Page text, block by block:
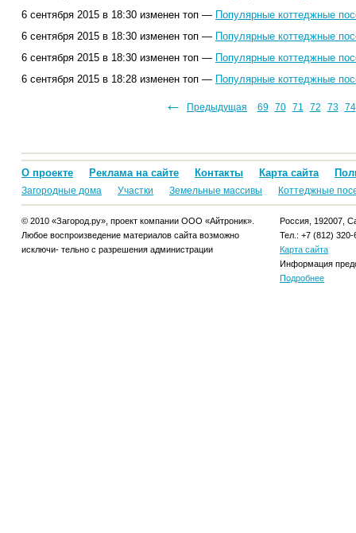
6 сентября 2015 в 18:30 изменен топ — Популярные коттеджные
6 сентября 2015 в 18:30 изменен топ — Популярные коттеджные
6 сентября 2015 в 18:30 изменен топ — Популярные коттеджные
6 сентября 2015 в 18:28 изменен топ — Популярные коттеджные
← Предыдущая
64 65 66 67 68 69 70 71 72 73 74
О проекте Реклама на сайте Контакты Карта сайта
Загородные дома Участки Земельные массивы Коттеджные
© 2010 «Загород.ру», проект компании ООО «Айтроник».
Любое воспроизведение материалов сайта возможно
исключи- тельно с разрешения администрации
Россия, 192007,
Тел.: +7 (812) 320-
Карта сайта
Информация
Подробнее